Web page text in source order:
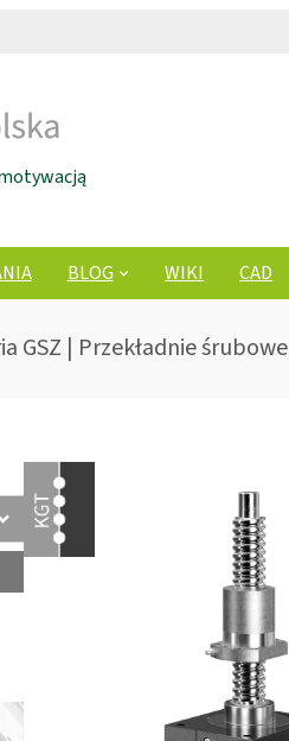
BLOG WIKI CAD
GSZ | Przekładnie śrubowe